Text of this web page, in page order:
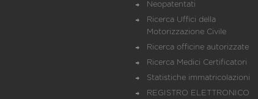
Neopatentati
Ricerca Uffici della
Motorizzazione Civile
Ricerca officine autorizzate
Ricerca Medici Certificatori
Statistiche immatricolazioni
REGISTRO ELETTRONICO